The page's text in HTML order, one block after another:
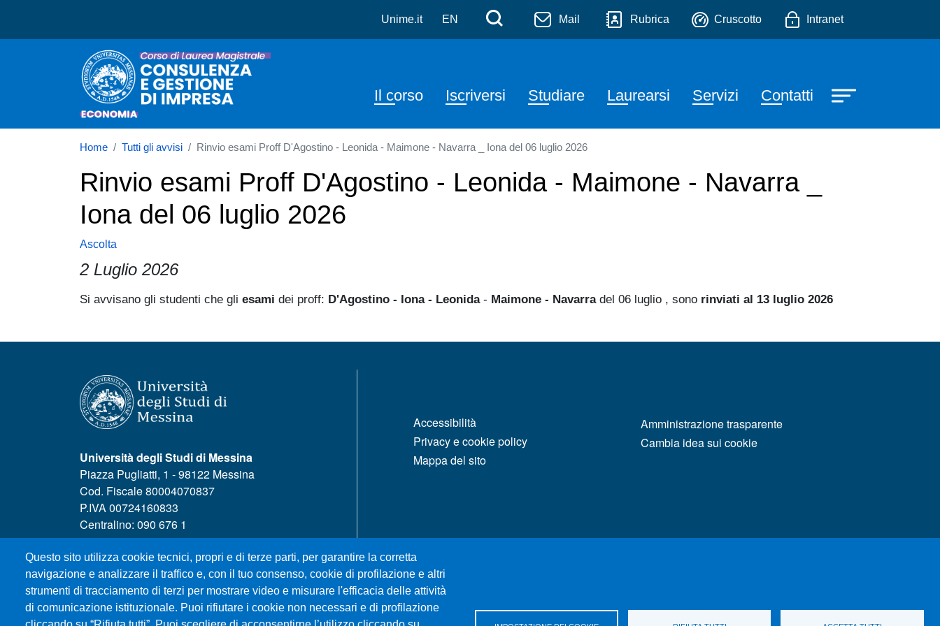
Salta al contenuto principale
Corso di laurea in Consulenza e Gestione d'Impresa
Unime.it EN Menù di servizio
Cerca Mail Rubrica Cruscotto Intranet
Navigazione principale
Il corso Iscriversi Studiare Laurearsi Servizi Contatti
Home Tutti gli avvisi Rinvio esami Proff D'Agostino - Leonida - Maimone - Navarra _ Iona del 06 luglio 2026
Rinvio esami Proff D'Agostino - Leonida - Maimone - Navarra _
Iona del 06 luglio 2026
Ascolta
2 Luglio 2026
Paragrafo
Si avvisano gli studenti che gli esami dei proff: D'Agostino - Iona - Leonida - Maimone - Navarradel 06 luglio , sono rinviati al 13 luglio 2026
Questo sito utilizza cookie tecnici, propri e di terze parti, per garantire la corretta
navigazione e analizzare il traffico e, con il tuo consenso, cookie di profilazione e altri
strumenti di tracciamento di terzi per mostrare video e misurare l'efficacia delle attività
di comunicazione istituzionale. Puoi rifiutare i cookie non necessari e di profilazione
Università degli Studi di Messina
Piazza Pugliatti, 1 - 98122 Messina
Cod. Fiscale 80004070837
P.IVA 00724160833
Centralino: 090 676 1
MENÙ SOCIAL
Accessibilità
Privacy e cookie policy
Mappa del sito
Amministrazione trasparente
Cambia idea sui cookie